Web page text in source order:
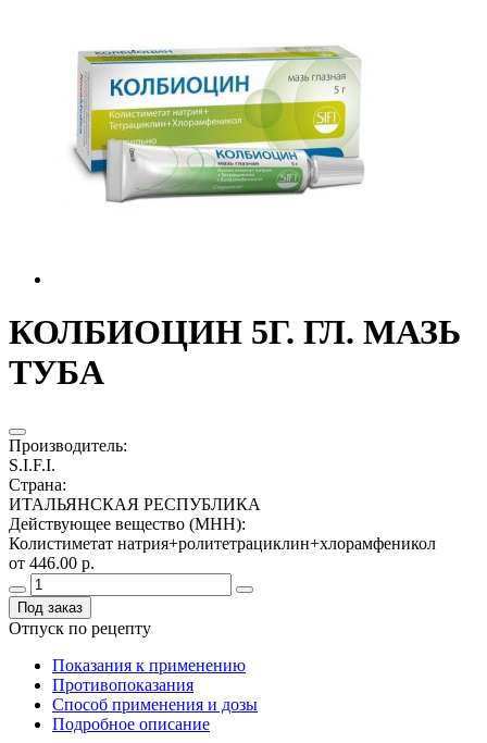
КОЛБИОЦИН 5Г. ГЛ. МАЗЬ
ТУБА
Производитель:
S.I.F.I.
Страна:
ИТАЛЬЯНСКАЯ РЕСПУБЛИКА
Действующее вещество (МНН):
Колистиметат натрия+ролитетрациклин+хлорамфеникол
от 446.00 р.
Под заказ
Отпуск по рецепту
Показания к применению
Противопоказания
Способ применения и дозы
Подробное описание